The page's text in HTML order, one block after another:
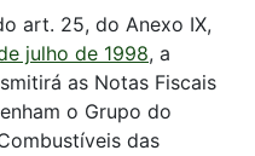
art. 25, do Anexo IX,
julho de 1998, a
as Notas Fiscais
o Grupo do
das